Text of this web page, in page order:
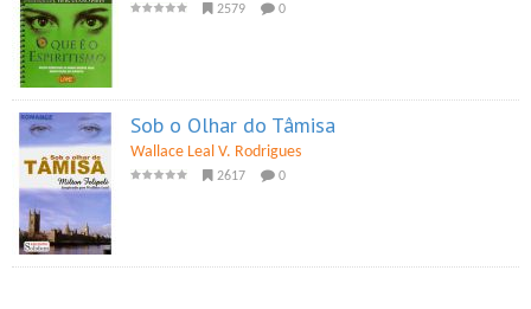
2579 0
Sob o Olhar do Tâmisa
Wallace Leal V. Rodrigues
2617 0